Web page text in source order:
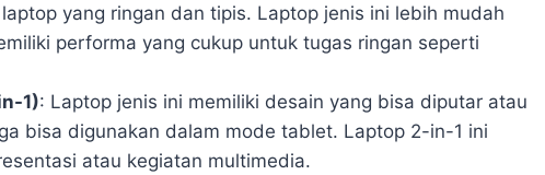
yang ringan dan tipis. Laptop jenis ini lebih mudah
performa yang cukup untuk tugas ringan seperti
1): Laptop jenis ini memiliki desain yang bisa diputar atau
bisa digunakan dalam mode tablet. Laptop 2-in-1 ini
atau kegiatan multimedia.